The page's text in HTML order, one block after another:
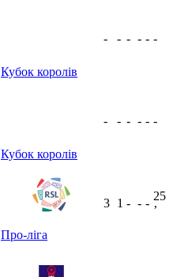
Кубок королів
- - - - - -
Кубок королів
- - - - - -
Про-ліга
3 1 - - -
25
ʼ